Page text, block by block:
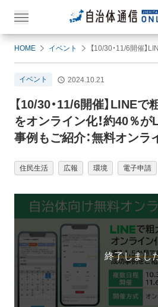
HOME イベント
イベント 2024.10.21
【10/30・11/6開催】LINE
をオンライン化！約40％
事例もご紹介：無料オンラ
住民生活 広報 環境 電子申請
終了しまし